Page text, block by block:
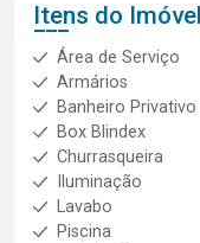
Itens do Imóvel
Área de Serviço
Armários
Banheiro Privativo
Box Blindex
Churrasqueira
Iluminação
Lavabo
Piscina